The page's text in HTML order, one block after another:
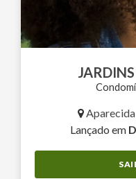
Lançado em